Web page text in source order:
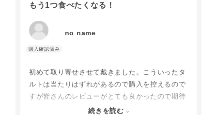
もう1つ食べたくなる！
no name
初めて取り寄せさせて戴きました。こういったタ
ルトは当たりはずれがあるので購入を控えるので
すが皆さんのレビューがとても良かったので期待
半分で購入してみました。結果とっても美味しか
続きを読む